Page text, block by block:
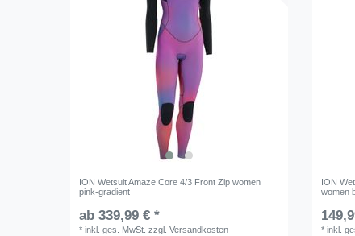
ION Wetsuit Amaze Core 4/3 Front Zip women
pink-gradient
ab 339,99 € *
*inkl. ges. MwSt. zzgl.Versandkosten
ION
women
*inkl.